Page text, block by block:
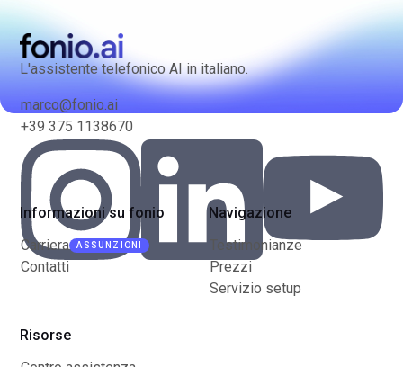
L'assistente telefonico AI in italiano.
marco@fonio.ai
+39 375 1138670
Navigazione
Testimonianze
Prezzi
Servizio setup
Informazioni su fonio
Carriera
ASSUNZIONI
Contatti
Risorse